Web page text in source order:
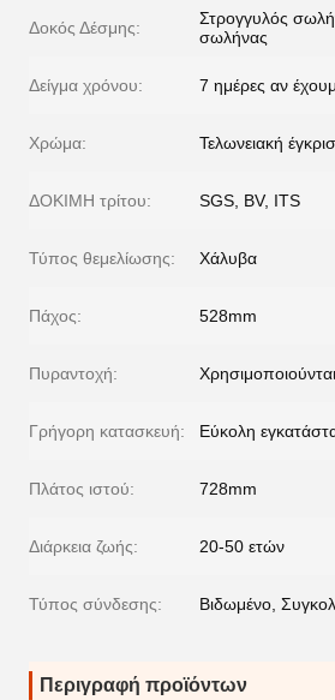
Δοκός Δέσμης:
Στρογγυλός
σωλήνας
Δείγμα χρόνου: 7 ημέρες αν
Χρώμα: Τελωνειακή
ΔΟΚΙΜΗ τρίτου: SGS, BV, ITS
Τύπος θεμελίωσης: Χάλυβα
Πάχος: 528mm
Πυραντοχή:
Γρήγορη κατασκευή: Εύκολη
Πλάτος ιστού: 728mm
Διάρκεια ζωής: 20-50 ετών
Τύπος σύνδεσης: Βιδωμένο,
Περιγραφή προϊόντων